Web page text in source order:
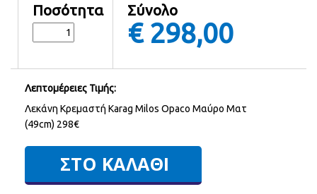
Ποσότητα Σύνολο
€ 298,00
Λεπτομέρειες Τιμής:
Λεκάνη Κρεμαστή Karag Milos Opaco Μαύρο Ματ
(49cm) 298€